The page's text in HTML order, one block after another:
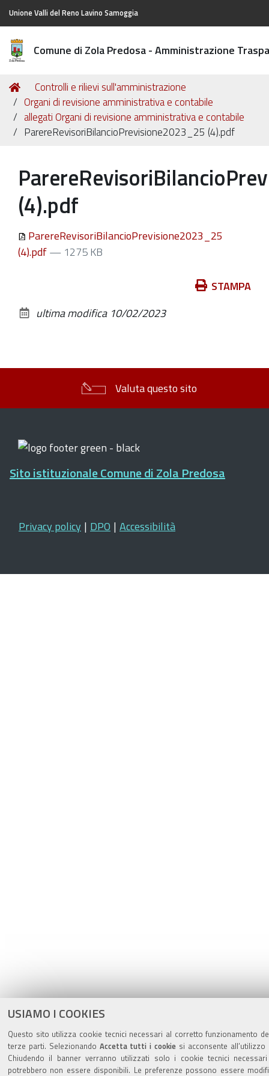
USIAMO I COOKIES
Questo sito utilizza cookie tecnici necessari al corretto funzionamento
terze parti. Selezionando Accetta tutti i cookie si acconsente
Chiudendo il banner verranno utilizzati solo i cookie tecnici
potrebbero non essere disponibili. Le preferenze possono essere
Unione Valli del Reno Lavino Samoggia
Comune di Zola Predosa - Amministrazione
Tu
sei
qui:
Home
Controlli e rilievi sull'amministrazione
Organi di revisione amministrativa e contabile
allegati Organi di revisione amministrativa e contabile
ParereRevisoriBilancioPrevisione2023_25 (4).pdf
(4).pdf
ParereRevisoriBilancioPrevisione2023_25
(4).pdf— 1275 KB
documento
STAMPA
ultima modifica 10/02/2023
Valuta questo sito
Sito istituzionale Comune di Zola Predosa
Privacy policy | DPO | Accessibilità